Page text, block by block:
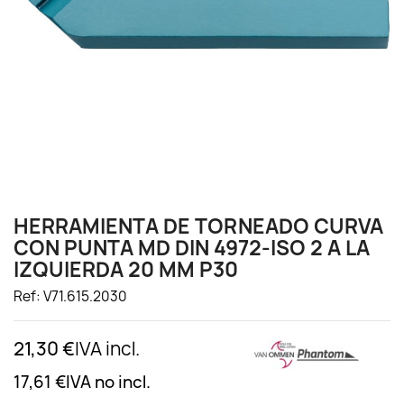
HERRAMIENTA DE TORNEADO CURVA
CON PUNTA MD DIN 4972-ISO 2 A LA
IZQUIERDA 20 MM P30
Ref: V71.615.2030
21,30 €IVA incl.
17,61 €IVA no incl.